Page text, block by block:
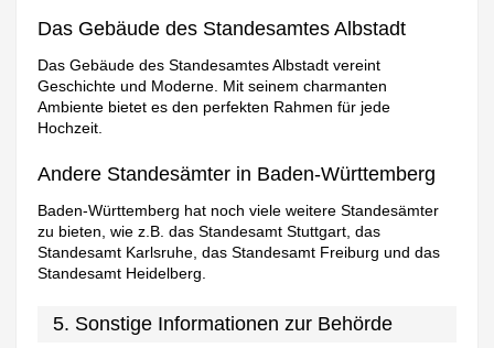
Das Gebäude des Standesamtes Albstadt
Das Gebäude des Standesamtes Albstadt vereint
Geschichte und Moderne. Mit seinem charmanten
Ambiente bietet es den perfekten Rahmen für jede
Hochzeit.
Andere Standesämter in Baden-Württemberg
Baden-Württemberg hat noch viele weitere Standesämter
zu bieten, wie z.B. das Standesamt Stuttgart, das
Standesamt Karlsruhe, das Standesamt Freiburg und das
Standesamt Heidelberg.
5. Sonstige Informationen zur Behörde